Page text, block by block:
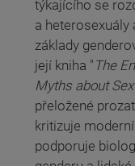
týkajícího se
a heterosexuály
základy
její kniha " The
Myths about
přeložené
kritizuje moderní
podporuje